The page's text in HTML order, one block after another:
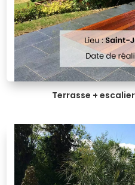
Terrasse +